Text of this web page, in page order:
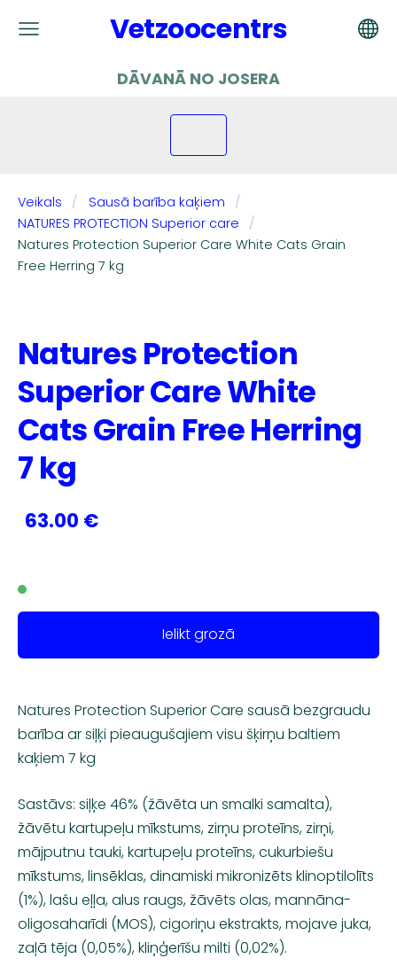
Vetzoocentrs
DĀVANĀ NO JOSERA
Veikals
Sausā barība kaķiem
NATURES PROTECTION Superior care
Natures Protection Superior Care White Cats Grain
Free Herring 7 kg
Natures Protection
Superior Care White
Cats Grain Free Herring
7 kg
63.00 €
Ielikt grozā
Natures Protection Superior Care sausā bezgraudu
barība ar siļķi pieaugušajiem visu šķirņu baltiem
kaķiem 7 kg
Sastāvs: siļķe 46% (žāvēta un smalki samalta),
žāvētu kartupeļu mīkstums, zirņu proteīns, zirņi,
mājputnu tauki, kartupeļu proteīns, cukurbiešu
mīkstums, linsēklas, dinamiski mikronizēts klinoptilolīts
(1%), lašu eļļa, alus raugs, žāvēts olas, mannāna-
oligosaharīdi (MOS), cigoriņu ekstrakts, mojave juka,
zaļā tēja (0,05%), kliņģerīšu milti (0,02%).